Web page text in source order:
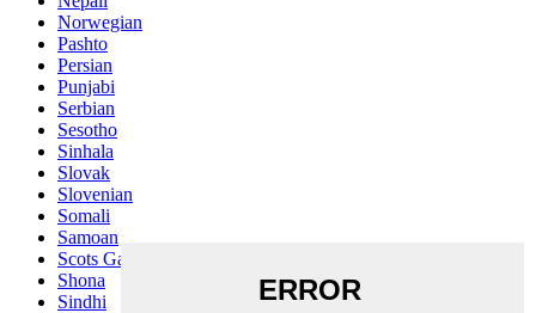
Norwegian
Pashto
Persian
Punjabi
Serbian
Sesotho
Sinhala
Slovak
Slovenian
Somali
Samoan
Scots Gaelic
Shona
Sindhi